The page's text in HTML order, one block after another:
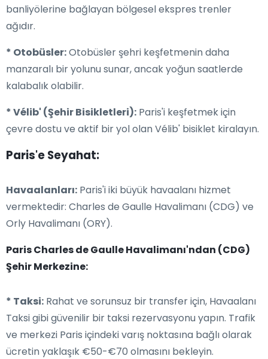
banliyölerine bağlayan bölgesel ekspres trenler
ağıdır.
* Otobüsler:Otobüsler şehri keşfetmenin daha
manzaralı bir yolunu sunar, ancak yoğun saatlerde
kalabalık olabilir.
* Vélib' (Şehir Bisikletleri): Paris'i keşfetmek için
çevre dostu ve aktif bir yol olan Vélib' bisiklet kiralayın.
Paris'e Seyahat:
Havaalanları: Paris'i iki büyük havaalanı hizmet
vermektedir: Charles de Gaulle Havalimanı (CDG) ve
Orly Havalimanı (ORY).
Paris Charles de Gaulle Havalimanı'ndan (CDG)
Şehir Merkezine:
* Taksi: Rahat ve sorunsuz bir transfer için, Havaalanı
Taksi gibi güvenilir bir taksi rezervasyonu yapın. Trafik
ve merkezi Paris içindeki varış noktasına bağlı olarak
ücretin yaklaşık €50-€70 olmasını bekleyin.